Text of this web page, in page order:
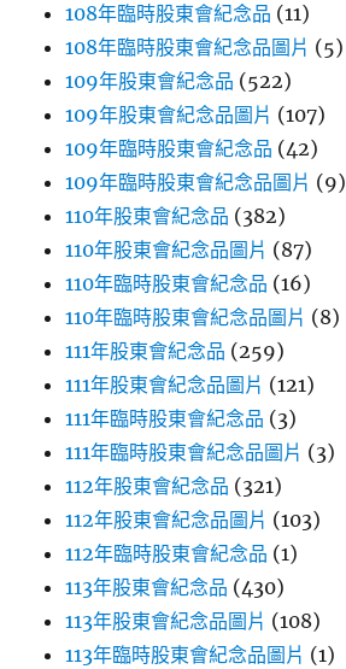
108年臨時股東會紀念品 (11)
108年臨時股東會紀念品圖片 (5)
109年股東會紀念品 (522)
109年股東會紀念品圖片 (107)
109年臨時股東會紀念品 (42)
109年臨時股東會紀念品圖片 (9)
110年股東會紀念品 (382)
110年股東會紀念品圖片 (87)
110年臨時股東會紀念品 (16)
110年臨時股東會紀念品圖片 (8)
111年股東會紀念品 (259)
111年股東會紀念品圖片 (121)
111年臨時股東會紀念品 (3)
111年臨時股東會紀念品圖片 (3)
112年股東會紀念品 (321)
112年股東會紀念品圖片 (103)
112年臨時股東會紀念品 (1)
113年股東會紀念品 (430)
113年股東會紀念品圖片 (108)
113年臨時股東會紀念品圖片 (1)